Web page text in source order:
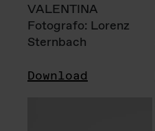
VALENTINA
Fotografo: Lorenz
Sternbach
Download